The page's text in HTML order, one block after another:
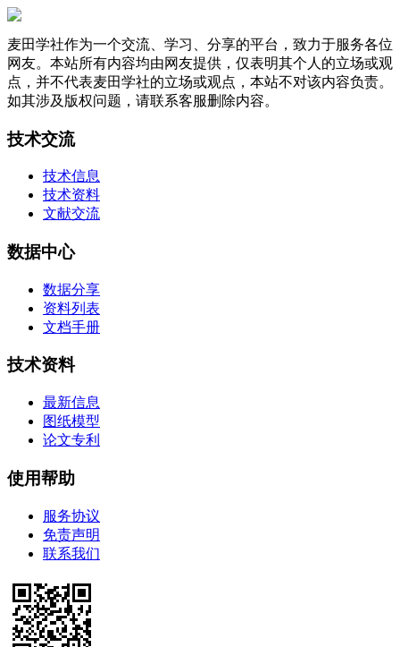
麦田学社作为一个交流、学习、分享的平台，致力于服务各位
网友。本站所有内容均由网友提供，仅表明其个人的立场或观
点，并不代表麦田学社的立场或观点，本站不对该内容负责。
如其涉及版权问题，请联系客服删除内容。
技术交流
技术信息
技术资料
文献交流
数据中心
数据分享
资料列表
文档手册
技术资料
最新信息
图纸模型
论文专利
使用帮助
服务协议
免责声明
联系我们